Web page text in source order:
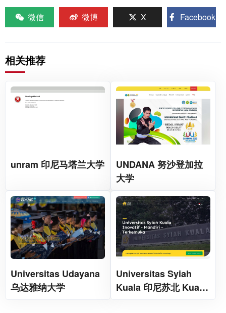
微信 微博 X Facebook
相关推荐
unram 印尼马塔兰大学
UNDANA 努沙登加拉
大学
Universitas Udayana
乌达雅纳大学
Universitas Syiah
Kuala 印尼苏北 Kuala